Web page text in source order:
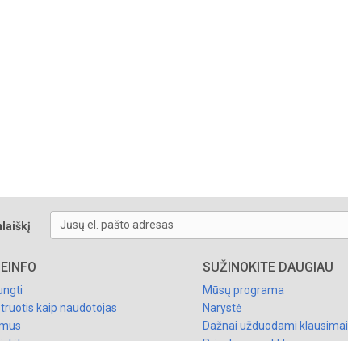
Jūsų el. pašto adresas
kaip naudotojas
SUŽINOKITE DAUGIAU
Mūsų programa
Narystė
Dažnai užduodami klausimai